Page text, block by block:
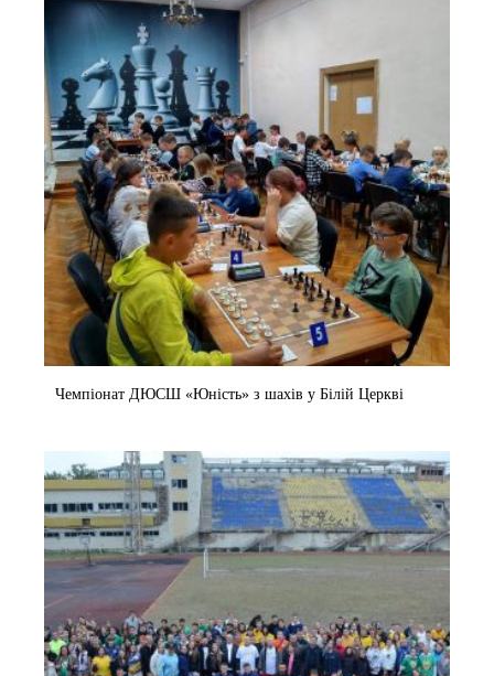
Чемпіонат ДЮСШ «Юність» з шахів у Білій Церкві